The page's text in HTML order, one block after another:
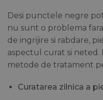
Desi punctele negre
nu sunt o problema
de ingrijire si rabdare,
aspectul curat si neted.
metode de tratament
Curatarea zilnica a